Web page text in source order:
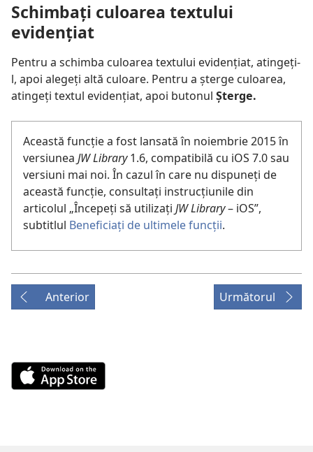
Schimbați culoarea textului
evidențiat
Pentru a schimba culoarea textului evidențiat, atingeți-
l, apoi alegeți altă culoare. Pentru a șterge culoarea,
atingeți textul evidențiat, apoi butonul Șterge.
Această funcție a fost lansată în noiembrie 2015 în
versiunea JW Library1.6, compatibilă cu iOS 7.0 sau
versiuni mai noi. În cazul în care nu dispuneți de
această funcție, consultați instrucțiunile din
articolul „Începeți să utilizați JW Library– iOS”,
subtitlul Beneficiați de ultimele funcții.
Anterior Următorul
Download
on